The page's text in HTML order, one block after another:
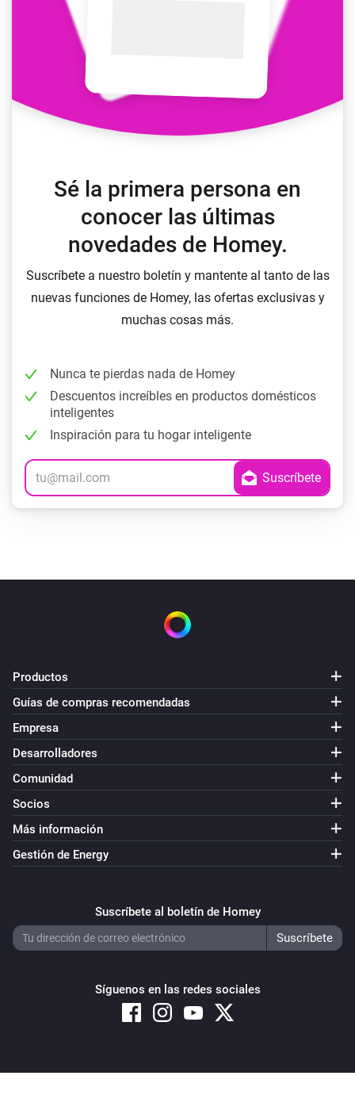
Sé la primera persona en
conocer las últimas
novedades de Homey.
Suscríbete a nuestro boletín y mantente al tanto de las
nuevas funciones de Homey, las ofertas exclusivas y
muchas cosas más.
Nunca te pierdas nada de Homey
Descuentos increíbles en productos domésticos
inteligentes
Inspiración para tu hogar inteligente
Productos
Guías de compras recomendadas
Empresa
Desarrolladores
Comunidad
Socios
Más información
Gestión de Energy
Suscríbete al boletín de Homey
Síguenos en las redes sociales